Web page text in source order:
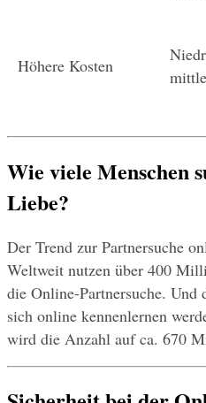
Höhere Kosten
Wie viele Menschen
Liebe?
Der Trend zur Partnersuche
Weltweit nutzen über 400
die Online-Partnersuche.
sich online kennenlernen
wird die Anzahl auf ca. 670